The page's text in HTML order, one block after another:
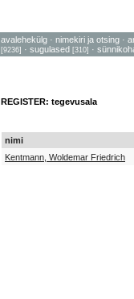
avalehekülg · nimekiri ja otsing ·
[9236] · sugulased [310] ·
REGISTER: tegevusala
nimi
Kentmann, Woldemar Friedrich